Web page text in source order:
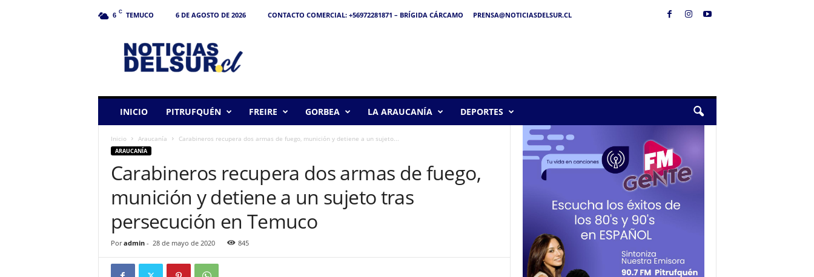
6 C TEMUCO 6 DE AGOSTO DE 2026 CONTACTO COMERCIAL: +56972281871 – BRÍGIDA CÁRCAMO
PRENSA@NOTICIASDELSUR.CL
INICIO PITRUFQUÉN FREIRE GORBEA LA ARAUCANÍA DEPORTES
Inicio Araucanía Carabineros recupera dos armas de fuego, munición y detiene a un sujeto...
ARAUCANÍA
Carabineros recupera dos armas de fuego,
munición y detiene a un sujeto tras
persecución en Temuco
Por admin- 28 de mayo de 2020 845